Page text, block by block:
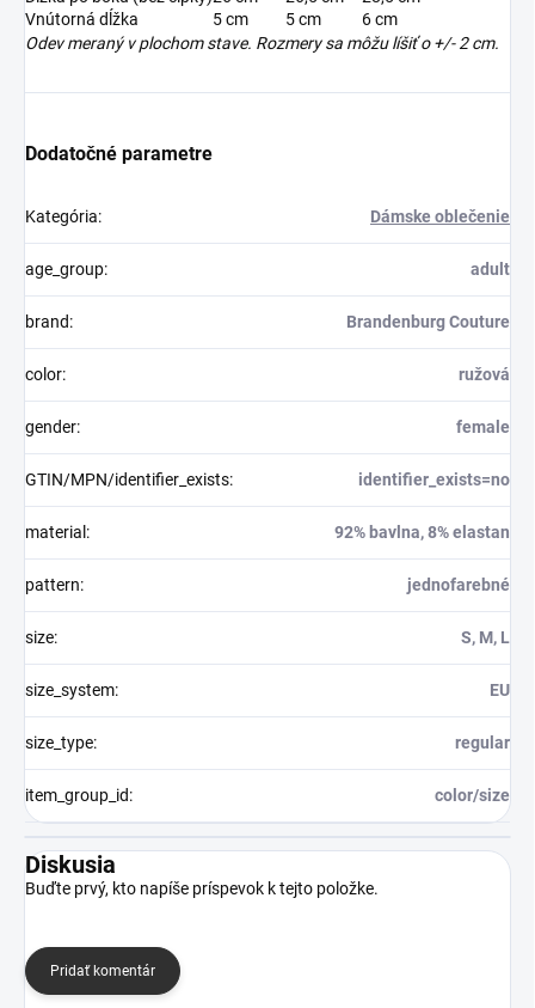
Vnútorná dĺžka
5 cm 5 cm
6 cm
Odev meraný v plochom stave. Rozmery sa môžu líšiť o +/- 2 cm.
Dodatočné parametre
Kategória: Dámske oblečenie
age_group: adult
brand: Brandenburg Couture
color: ružová
gender: female
GTIN/MPN/identifier_exists: identifier_exists=no
material : 92% bavlna, 8% elastan
pattern: jednofarebné
size: S, M, L
size_system: EU
size_type: regular
item_group_id: color/size
Diskusia
Buďte prvý, kto napíše príspevok k tejto položke.
Pridať komentár